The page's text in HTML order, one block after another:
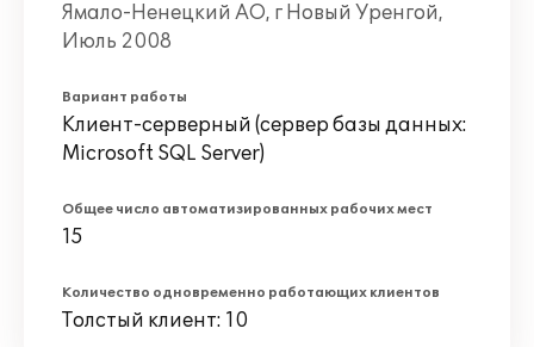
Ямало-Ненецкий АО, г Новый Уренгой,
Июль 2008
Вариант работы
Клиент-серверный (сервер базы данных:
Microsoft SQL Server)
Общее число автоматизированных рабочих мест
15
Количество одновременно работающих клиентов
Толстый клиент: 10